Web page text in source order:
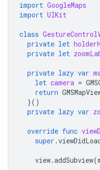
import GoogleMaps
import UIKit
class
private let
private let
private lazy var
let camera =
return
}()
private lazy var
override func
super .
view.addSubview(